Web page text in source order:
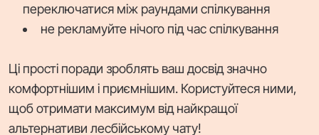
переключатися між раундами спілкування
не рекламуйте нічого під час спілкування
Ці прості поради зроблять ваш досвід значно
комфортнішим і приємнішим. Користуйтеся ними,
щоб отримати максимум від найкращої
альтернативи лесбійському чату!